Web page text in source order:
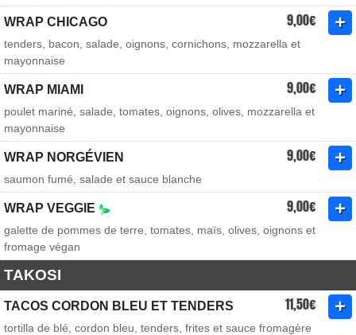
WRAP CHICAGO 9,00€
tenders, bacon, salade, oignons, cornichons, mozzarella et
mayonnaise
WRAP MIAMI 9,00€
poulet mariné, salade, tomates, oignons, olives, mozzarella et
mayonnaise
WRAP NORGÉVIEN 9,00€
saumon fumé, salade et sauce blanche
WRAP VEGGIE 9,00€
galette de pommes de terre, tomates, maïs, olives, oignons et
fromage végan
TAKOSI
TACOS CORDON BLEU ET TENDERS 11,50€
tortilla de blé, cordon bleu, tenders, frites et sauce fromagère